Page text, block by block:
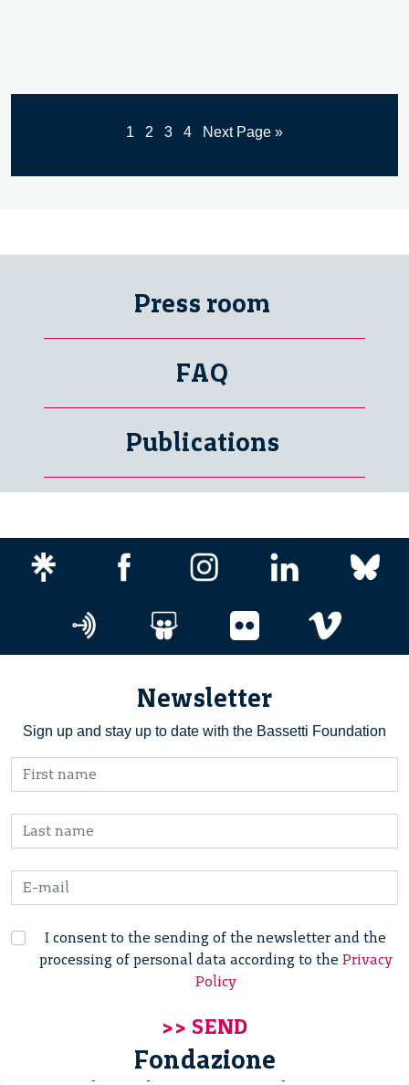
1 2 3 4 Next Page »
Press room
FAQ
Publications
Newsletter
Sign up and stay up to date with the Bassetti Foundation
I consent to the sending of the newsletter and the
processing of personal data according to the Privacy
Policy
Fondazione